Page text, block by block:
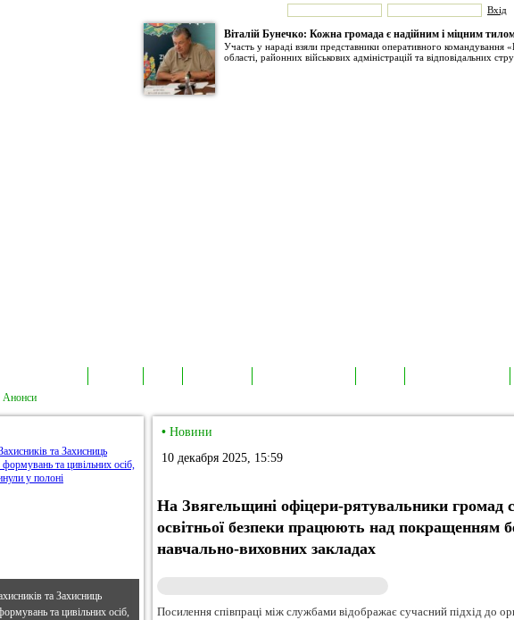
Вхід
Віталій Бунечко: Кожна громада є надійним і міцним
Участь у нараді взяли представники оперативного командування
області, районних військових адміністрацій та відповідальних
Анонси
та Захисниць
та цивільних осіб,
• Новини
10 декабря 2025, 15:59
На Звягельщині офіцери-рятувальники громад
освітньої безпеки працюють над покращенням
навчально-виховних закладах
Посилення співпраці між службами відображає сучасний підхід до